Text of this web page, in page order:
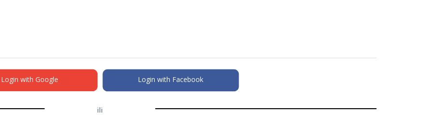
Login with Google Login with Facebook
ili